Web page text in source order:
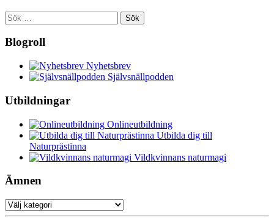
Sök
efter:
Blogroll
Nyhetsbrev
Självsnällpodden
Utbildningar
Onlineutbildning
Utbilda dig till
Naturprästinna
Vildkvinnans naturmagi
Ämnen
Ämnen